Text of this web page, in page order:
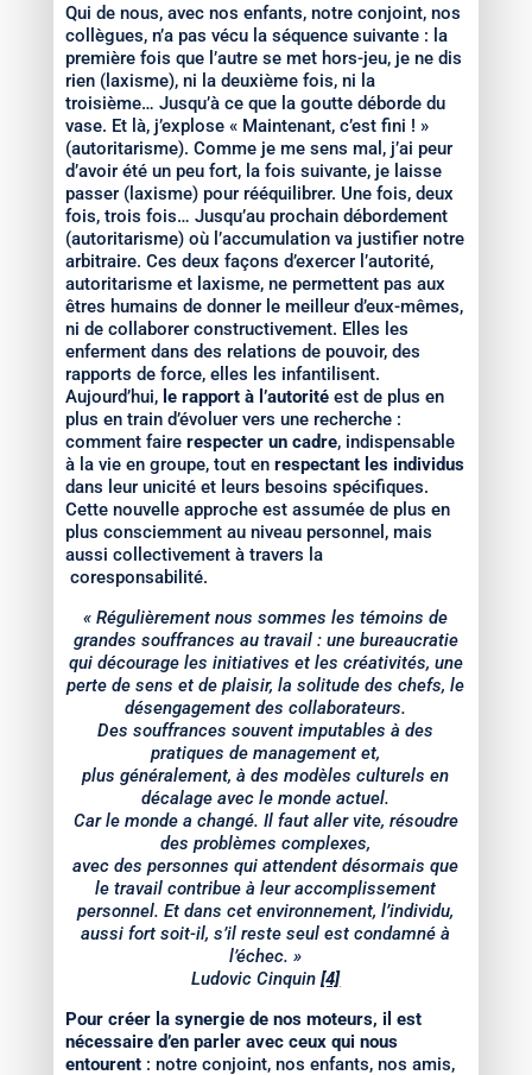
Qui de nous, avec nos enfants, notre conjoint, nos
collègues, n’a pas vécu la séquence suivante : la
première fois que l’autre se met hors-jeu, je ne dis
rien (laxisme), ni la deuxième fois, ni la
troisième… Jusqu’à ce que la goutte déborde du
vase. Et là, j’explose « Maintenant, c’est fini ! »
(autoritarisme). Comme je me sens mal, j’ai peur
d’avoir été un peu fort, la fois suivante, je laisse
passer (laxisme) pour rééquilibrer. Une fois, deux
fois, trois fois… Jusqu’au prochain débordement
(autoritarisme) où l’accumulation va justifier notre
arbitraire. Ces deux façons d’exercer l’autorité,
autoritarisme et laxisme, ne permettent pas aux
êtres humains de donner le meilleur d’eux-mêmes,
ni de collaborer constructivement. Elles les
enferment dans des relations de pouvoir, des
rapports de force, elles les infantilisent.
Aujourd’hui, le rapport à l’autoritéest de plus en
plus en train d’évoluer vers une recherche :
comment faire respecter un cadre, indispensable
à la vie en groupe, tout en respectant les individus
dans leur unicité et leurs besoins spécifiques.
Cette nouvelle approche est assumée de plus en
plus consciemment au niveau personnel, mais
aussi collectivement à travers la
coresponsabilité.
« Régulièrement nous sommes les témoins de
grandes souffrances au travail : une bureaucratie
qui décourage les initiatives et les créativités, une
perte de sens et de plaisir, la solitude des chefs, le
désengagement des collaborateurs.
Des souffrances souvent imputables à des
pratiques de management et,
plus généralement, à des modèles culturels en
décalage avec le monde actuel.
Car le monde a changé. Il faut aller vite, résoudre
des problèmes complexes,
avec des personnes qui attendent désormais que
le travail contribue à leur accomplissement
personnel. Et dans cet environnement, l’individu,
aussi fort soit-il, s’il reste seul est condamné à
l’échec. »
Ludovic Cinquin[4]
Pour créer la synergie de nos moteurs, il est
nécessaire d’en parler avec ceux qui nous
entourent: notre conjoint, nos enfants, nos amis,